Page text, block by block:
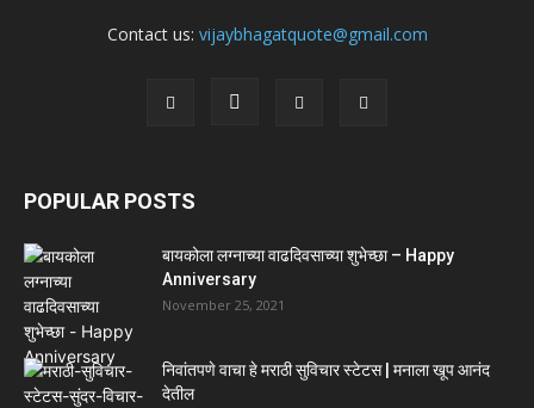
Contact us: vijaybhagatquote@gmail.com
POPULAR POSTS
बायकोला लग्नाच्या वाढदिवसाच्या शुभेच्छा – Happy
Anniversary
November 25, 2021
निवांतपणे वाचा हे मराठी सुविचार स्टेटस | मनाला खूप आनंद
देतील